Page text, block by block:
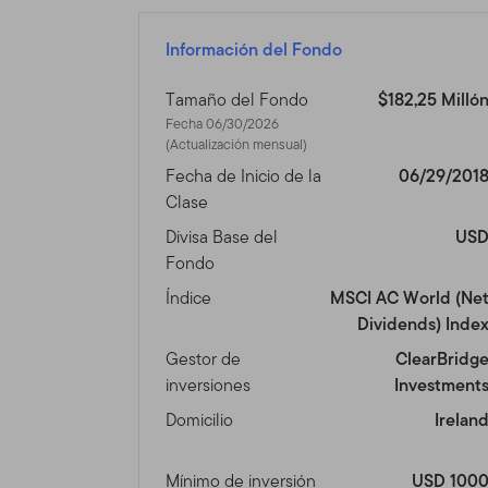
Información del Fondo
Tamaño del Fondo
Fecha 06/30/2026
(Actualización mensual)
$182,25 Millón
Fecha de Inicio de la
Clase
06/29/2018
Divisa Base del
Fondo
USD
Índice
MSCI AC World (Net
Dividends) Index
Gestor de
inversiones
ClearBridge
Investments
Domicilio
Ireland
Mínimo de inversión USD 1000
Unidos y tienen
que residen fuera de los
nuestro otro sitio
legalmente en los Estados
Nada en este Sitio será
esté fuera de las leyes
venta, por favor consulte
Uso
Este Sitio
contrario por escrito.
Este Sitio está dirigido a
productos y que residen